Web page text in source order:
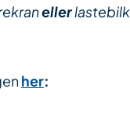
eller
her: